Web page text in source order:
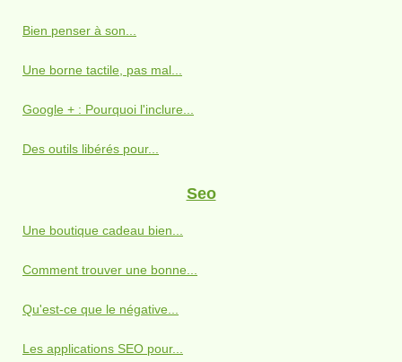
Bien penser à son...
Une borne tactile, pas mal...
Google + : Pourquoi l'inclure...
Des outils libérés pour...
Seo
Une boutique cadeau bien...
Comment trouver une bonne...
Qu'est-ce que le négative...
Les applications SEO pour...